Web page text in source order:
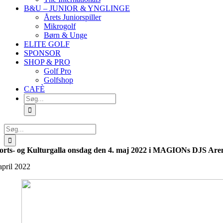
B&U – JUNIOR & YNGLINGE
Årets Juniorspiller
Mikrogolf
Børn & Unge
ELITE GOLF
SPONSOR
SHOP & PRO
Golf Pro
Golfshop
CAFÈ
Søg
efter:
Søg
efter:
og Kulturgalla onsdag den 4. maj 2022 i MAGIONs DJS
2022